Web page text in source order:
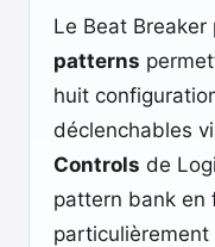
Le Beat
patterns
huit
déclenchables
Controls de
pattern bank en